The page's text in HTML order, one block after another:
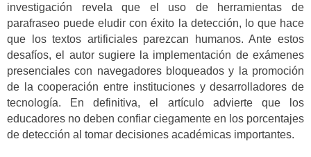
investigación revela que el uso de herramientas de
parafraseo puede eludir con éxito la detección, lo que hace
que los textos artificiales parezcan humanos. Ante estos
desafíos, el autor sugiere la implementación de exámenes
presenciales con navegadores bloqueados y la promoción
de la cooperación entre instituciones y desarrolladores de
tecnología. En definitiva, el artículo advierte que los
educadores no deben confiar ciegamente en los porcentajes
de detección al tomar decisiones académicas importantes.